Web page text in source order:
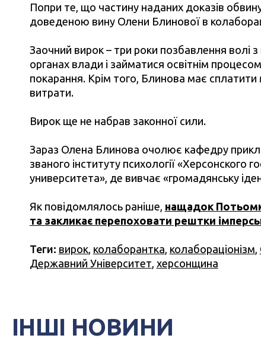
Попри те, що частину наданих доказів
доведеною вину Олени Блинової в
Заочний вирок – три роки позбавлення волі
органах влади і займатися освітнім
покарання. Крім того, Блинова має
витрати.
Вирок ще не набрав законної сили.
Зараз Олена Блинова очолює кафедру
званого інституту психології «Херсонского
университета», де вивчає «громадянську
Як повідомлялось раніше, нащадок
та закликає перепоховати рештки
Теги: вирок, колаборантка колабораціонізм
Державний Університет херсонщина
ІНШІ НОВИНИ